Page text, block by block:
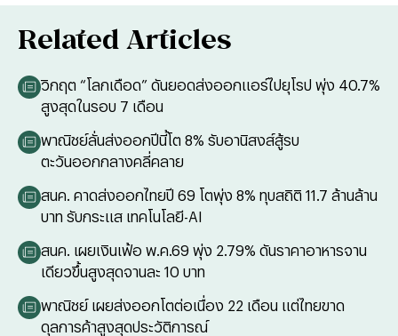
Related Articles
วิกฤต “โลกเดือด” ดันยอดส่งออกแอร์ไปยุโรป พุ่ง 40.7%
สูงสุดในรอบ 7 เดือน
พาณิชย์ลั่นส่งออกปีนี้โต 8% รับอานิสงส์สู้รบ
ตะวันออกกลางคลี่คลาย
สนค. คาดส่งออกไทยปี 69 โตพุ่ง 8% ทุบสถิติ 11.7 ล้านล้าน
บาท รับกระแส เทคโนโลยี-AI
สนค. เผยเงินเฟ้อ พ.ค.69 พุ่ง 2.79% ดันราคาอาหารจาน
เดียวขึ้นสูงสุดจานละ 10 บาท
พาณิชย์ เผยส่งออกโตต่อเนื่อง 22 เดือน แต่ไทยขาด
ดุลการค้าสูงสุดประวัติการณ์